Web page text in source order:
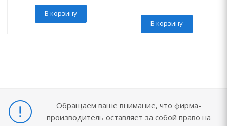
В корзину
В корзину
Обращаем ваше внимание, что фирма-
производитель оставляет за собой право на